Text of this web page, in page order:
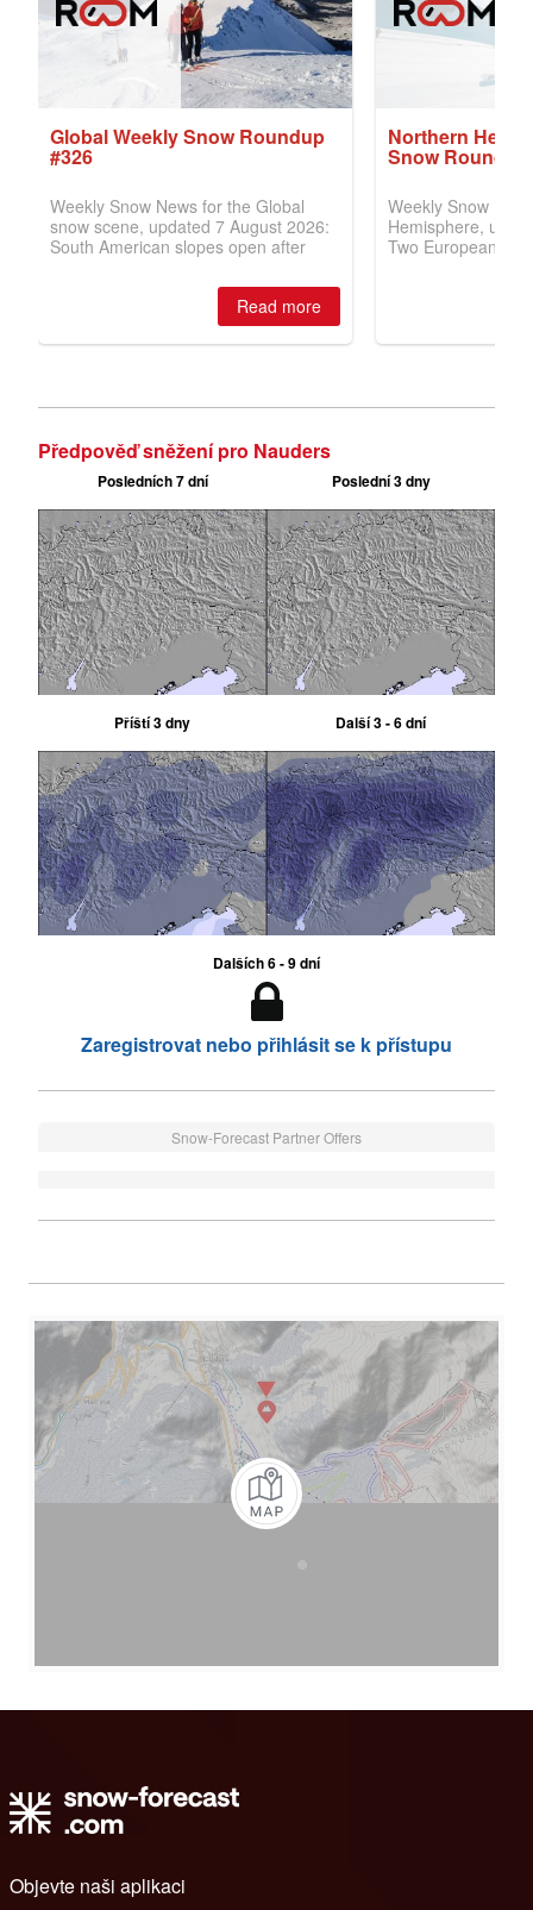
Předpověď sněžení pro Nauders
Posledních 7 dní Poslední 3 dny
Příští 3 dny Další 3 - 6 dní
Dalších 6 - 9 dní
Zaregistrovat nebo přihlásit se k přístupu
Snow-Forecast Partner Offers
Objevte naši aplikaci